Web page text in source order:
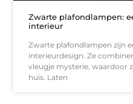
Zwarte plafondlampen:
interieur
Zwarte plafondlampen zijn
interieurdesign. Ze
vleugje mysterie, waardoor
huis. Laten